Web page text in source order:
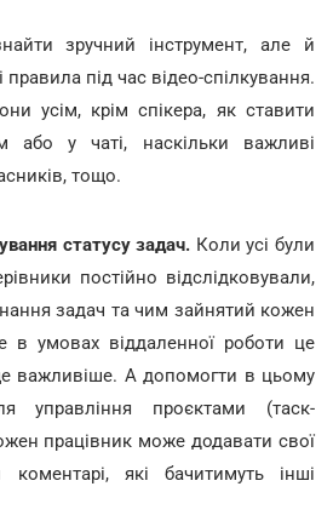
зручний інструмент, але й
під час відео-спілкування.
усім, крім спікера, як ставити
або у чаті, наскільки важливі
тощо.
статусу задач. Коли усі були
постійно відслідковували,
задач та чим зайнятий кожен
в умовах віддаленної роботи це
важливіше. А допомогти в цьому
управління проєктами (таск-
працівник може додавати свої
які бачитимуть інші